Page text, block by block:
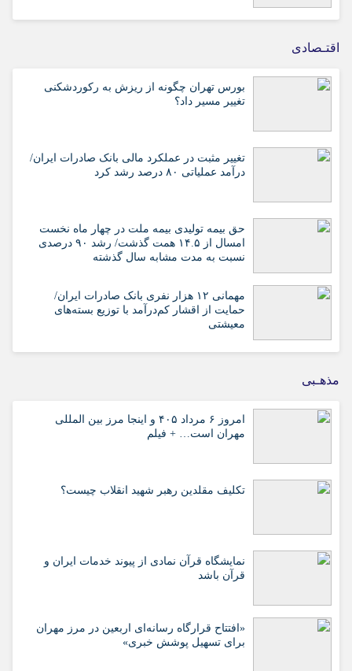
اقتـصادی
بورس تهران چگونه از ریزش به رکوردشکنی
تغییر مسیر داد؟
تغییر مثبت در عملکرد مالی بانک صادرات ایران/
درآمد عملیاتی ۸۰ درصد رشد کرد
حق بیمه تولیدی بیمه ملت در چهار ماه نخست
امسال از ۱۴.۵ همت گذشت/ رشد ۹۰ درصدی
نسبت به مدت مشابه سال گذشته
مهمانی ۱۲ هزار نفری بانک صادرات ایران/
حمایت از اقشار کم‌درآمد با توزیع بسته‌های
معیشتی
مذهـبی
امروز ۶ مرداد ۴۰۵ و اینجا مرز بین المللی
مهران است… + فیلم
تکلیف مقلدین رهبر شهید انقلاب چیست؟
نمایشگاه قرآن نمادی از پیوند خدمات ایران و
قرآن باشد
«افتتاح قرارگاه رسانه‌ای اربعین در مرز مهران
برای تسهیل پوشش خبری»